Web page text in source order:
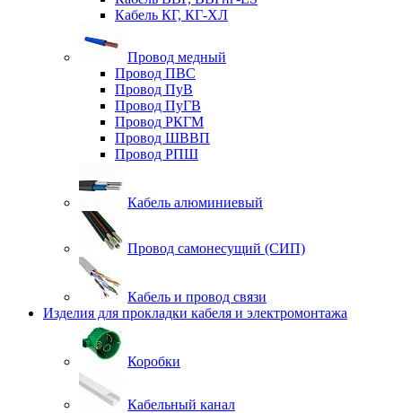
Кабель КГ, КГ-ХЛ
Провод медный
Провод ПВС
Провод ПуВ
Провод ПуГВ
Провод РКГМ
Провод ШВВП
Провод РПШ
Кабель алюминиевый
Провод самонесущий (СИП)
Кабель и провод связи
Изделия для прокладки кабеля и электромонтажа
Коробки
Кабельный канал